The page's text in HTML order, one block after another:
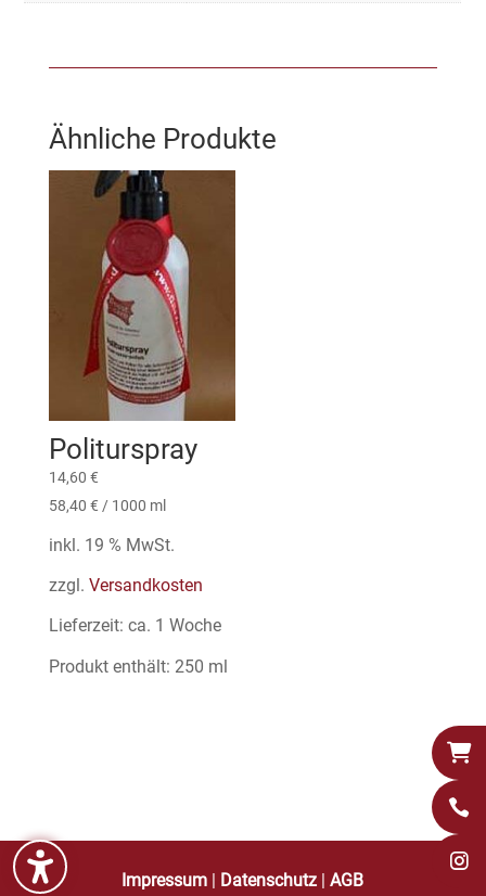
Ähnliche Produkte
Politurspray
14,60 €
58,40 € / 1000 ml
inkl. 19 % MwSt.
zzgl. Versandkosten
Lieferzeit: ca. 1 Woche
Produkt enthält: 250 ml
Impressum | Datenschutz |AGB